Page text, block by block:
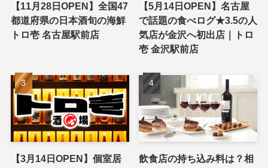
【11月28日OPEN】全国47
都道府県の日本酒旬の海鮮
トロ壱 名古屋駅前店
【5月14日OPEN】名古屋
で話題の食べログ★3.5の人
気店が金沢へ初出店｜トロ
壱 金沢駅前店
【3月14日OPEN】個室居
飲食店の持ち込み料は？相